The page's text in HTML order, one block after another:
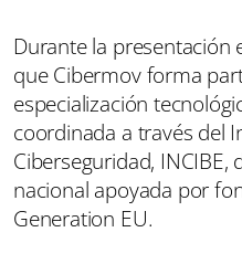
Durante la presentación
que Cibermov forma
especialización
coordinada a través del
Ciberseguridad, INCIBE,
nacional apoyada por
Generation EU.